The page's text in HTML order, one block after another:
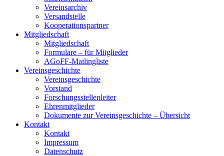
Vereinsarchiv
Versandstelle
Kooperationspartner
Mitgliedschaft
Mitgliedschaft
Formulare – für Mitglieder
AGoFF-Mailingliste
Vereinsgeschichte
Vereinsgeschichte
Vorstand
Forschungsstellenleiter
Ehrenmitglieder
Dokumente zur Vereinsgeschichte – Übersicht
Kontakt
Kontakt
Impressum
Datenschutz